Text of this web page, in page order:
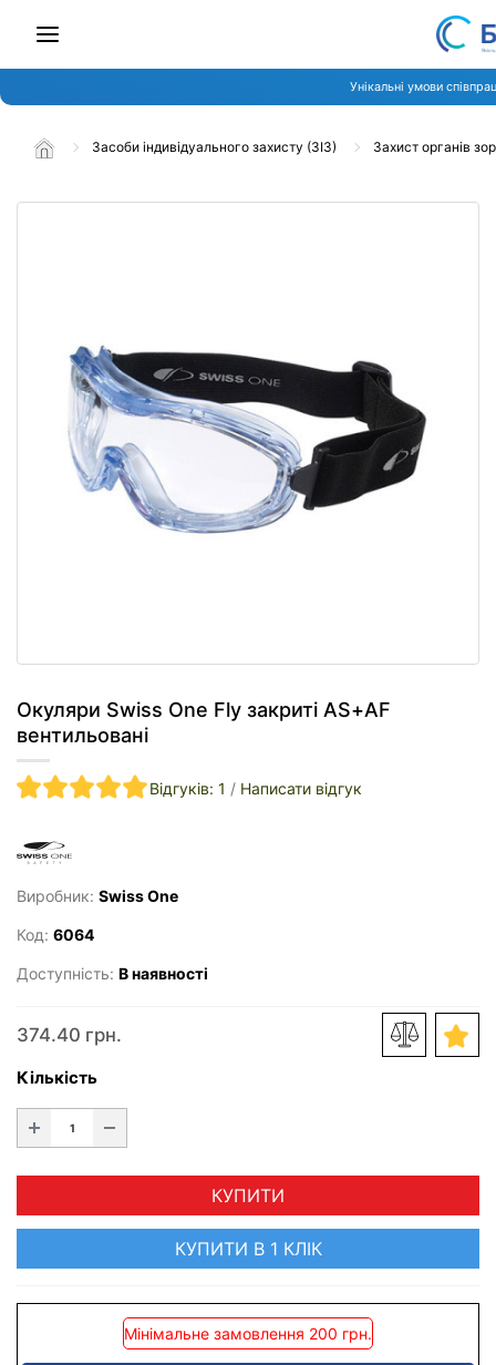
Унікальні умови
Засоби індивідуального захисту (ЗІЗ) Захист органів
Окуляри Swiss One Fly закриті AS+AF
вентильовані
Відгуків: 1 / Написати відгук
Виробник: Swiss One
Код: 6064
Доступність: В наявності
374.40 грн.
Кількість
КУПИТИ
КУПИТИ В 1 КЛІК
Мінімальне замовлення 200 грн.